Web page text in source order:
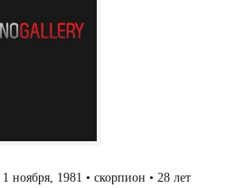
1 ноября, 1981 • скорпион • 28 лет